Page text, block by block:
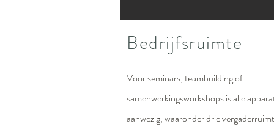
Bedrijfsruimte
Voor seminars, teambuilding of
samenwerkingsworkshops is alle
aanwezig, waaronder drie